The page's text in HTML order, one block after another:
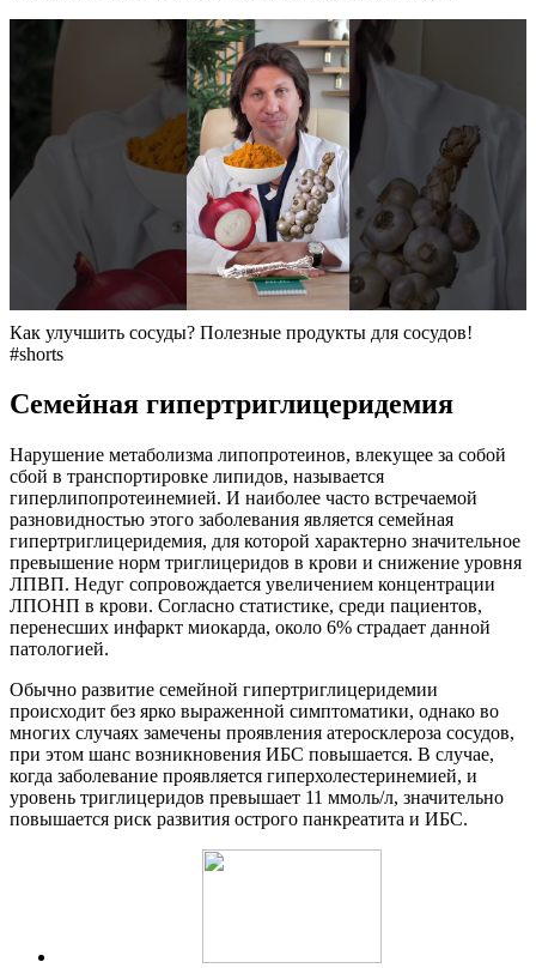
Как улучшить сосуды? Полезные продукты для сосудов!
#shorts
Семейная гипертриглицеридемия
Нарушение метаболизма липопротеинов, влекущее за собой
сбой в транспортировке липидов, называется
гиперлипопротеинемией. И наиболее часто встречаемой
разновидностью этого заболевания является семейная
гипертриглицеридемия, для которой характерно значительное
превышение норм триглицеридов в крови и снижение уровня
ЛПВП. Недуг сопровождается увеличением концентрации
ЛПОНП в крови. Согласно статистике, среди пациентов,
перенесших инфаркт миокарда, около 6% страдает данной
патологией.
Обычно развитие семейной гипертриглицеридемии
происходит без ярко выраженной симптоматики, однако во
многих случаях замечены проявления атеросклероза сосудов,
при этом шанс возникновения ИБС повышается. В случае,
когда заболевание проявляется гиперхолестеринемией, и
уровень триглицеридов превышает 11 ммоль/л, значительно
повышается риск развития острого панкреатита и ИБС.